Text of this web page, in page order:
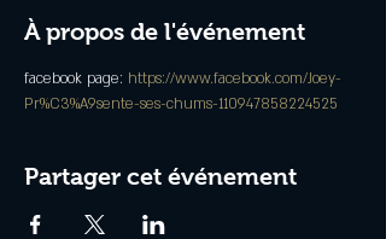
À propos de l'événement
facebook page: https://www.facebook.com/Joey-
Pr%C3%A9sente-ses-chums-110947858224525
Partager cet événement